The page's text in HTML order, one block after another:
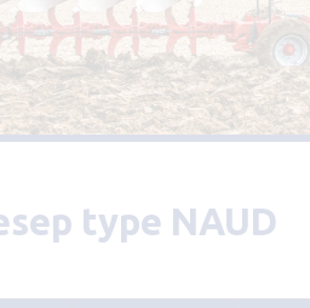
type NAUD